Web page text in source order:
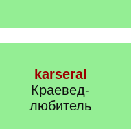
karseral
Краевед-
любитель